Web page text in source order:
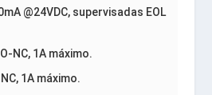
@24VDC, supervisadas EOL
NC, 1A máximo.
1A máximo.